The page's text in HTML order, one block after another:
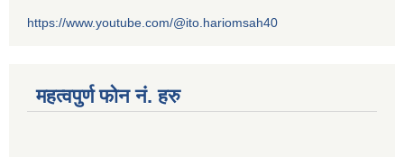
https://www.youtube.com/@ito.hariomsah40
महत्वपुर्ण फोन नं. हरु